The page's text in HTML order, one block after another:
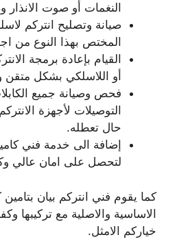
النغمات أو صوت
صيانة وتصليح انتركم
المختص بهذا النوع من
القيام بإعادة برمجة
أو اللاسلكي بشكل
فحص وصيانة جميع
التوصيلات لأجهزة
حال تعطله.
إضافة الى خدمة فني
لتحصل على امان عالي
كما يقوم فني انتركم بيان بتامين
الاساسية والاصلية مع تركيبها
خياركم الامثل.